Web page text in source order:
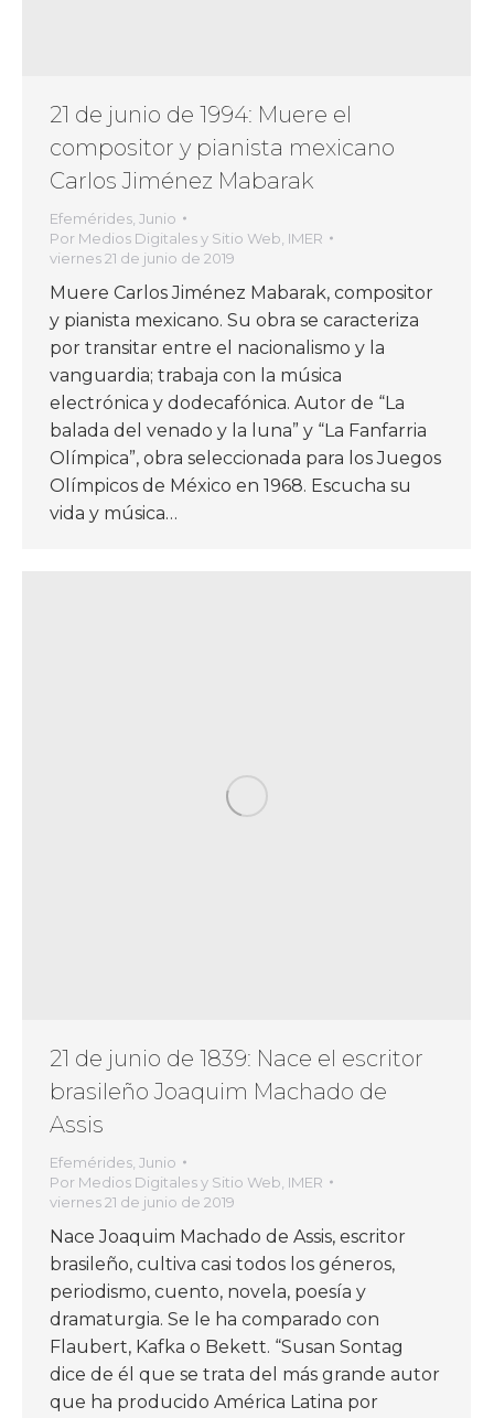
21 de junio de 1994: Muere el
compositor y pianista mexicano
Carlos Jiménez Mabarak
Efemérides Junio
Por Medios Digitales y Sitio Web, IMER
viernes 21 de junio de 2019
Muere Carlos Jiménez Mabarak, compositor
y pianista mexicano. Su obra se caracteriza
por transitar entre el nacionalismo y la
vanguardia; trabaja con la música
electrónica y dodecafónica. Autor de “La
balada del venado y la luna” y “La Fanfarria
Olímpica”, obra seleccionada para los Juegos
Olímpicos de México en 1968. Escucha su
vida y música…
21 de junio de 1839: Nace el escritor
brasileño Joaquim Machado de
Assis
Efemérides Junio
Por Medios Digitales y Sitio Web, IMER
viernes 21 de junio de 2019
Nace Joaquim Machado de Assis, escritor
brasileño, cultiva casi todos los géneros,
periodismo, cuento, novela, poesía y
dramaturgia. Se le ha comparado con
Flaubert, Kafka o Bekett. “Susan Sontag
dice de él que se trata del más grande autor
que ha producido América Latina por